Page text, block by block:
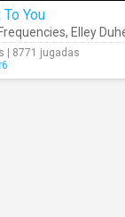
To You
, Elley
| 8771 jugadas